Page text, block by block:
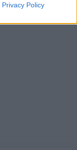
Privacy Policy